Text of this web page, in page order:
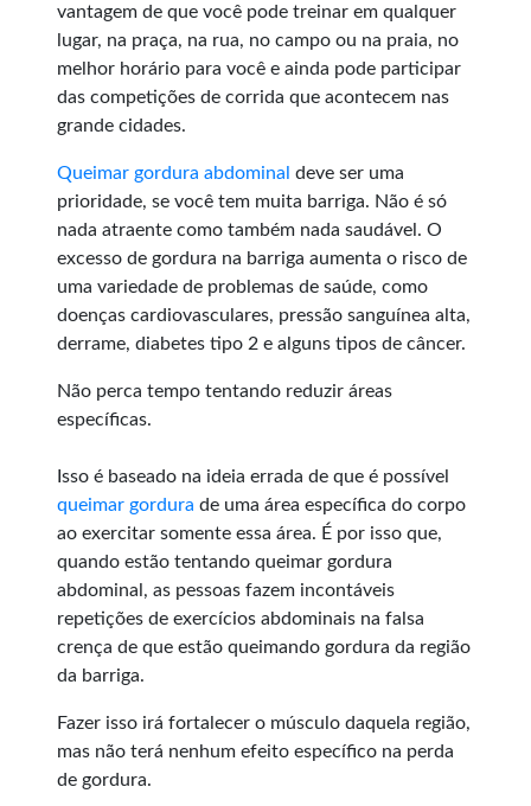
vantagem de que você pode treinar em qualquer
lugar, na praça, na rua, no campo ou na praia, no
melhor horário para você e ainda pode participar
das competições de corrida que acontecem nas
grande cidades.
Queimar gordura abdominal deve ser uma
prioridade, se você tem muita barriga. Não é só
nada atraente como também nada saudável. O
excesso de gordura na barriga aumenta o risco de
uma variedade de problemas de saúde, como
doenças cardiovasculares, pressão sanguínea alta,
derrame, diabetes tipo 2 e alguns tipos de câncer.
Não perca tempo tentando reduzir áreas
específicas.
Isso é baseado na ideia errada de que é possível
queimar gordura de uma área específica do corpo
ao exercitar somente essa área. É por isso que,
quando estão tentando queimar gordura
abdominal, as pessoas fazem incontáveis
repetições de exercícios abdominais na falsa
crença de que estão queimando gordura da região
da barriga.
Fazer isso irá fortalecer o músculo daquela região,
mas não terá nenhum efeito específico na perda
de gordura.